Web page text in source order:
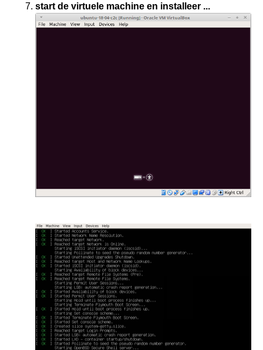
start de virtuele machine en installeer ...